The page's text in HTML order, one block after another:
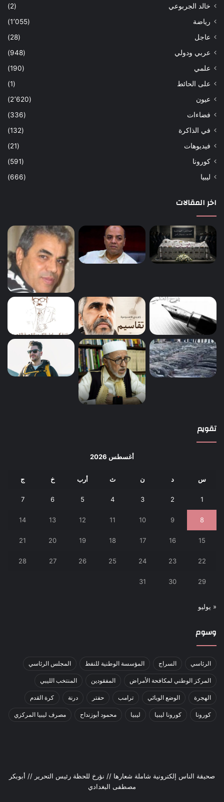
خالد الجربوعي
(2)
رياضة
(1٬055)
عاجل
(28)
عربي ودولي
(948)
علمي
(190)
على الحائط
(1)
عيون
(2٬620)
فضاءات
(336)
في الذاكرة
(132)
فيديوهات
(21)
كورونا
(591)
ليبيا
(666)
اخر المقالات
تقويم
أغسطس 2026
س د ن ث أرب خ ج
1
2
3
4
5
6
7
8
9
10
11
12
13
14
15
16
17
18
19
20
21
22
23
24
25
26
27
28
29
30
31
« يوليو
وسوم
الرئاسي السراج المؤسسة الوطنية للنفط المجلس الرئاسي
المركز الوطني لمكافحة الأمراض المفقودين المنتخب الليبي
الهجرة الوضع الوبائي ترامب حفتر درنة كرة القدم
كورونا كورونا ليبيا ليبيا محمود أبوزنداح مصرف ليبيا المركزي
صحيقة الناس إلكترونية شاملة شعارها // نؤرخ للحظة رئيس التحرير // أبوبكر
مصطفى البغدادي